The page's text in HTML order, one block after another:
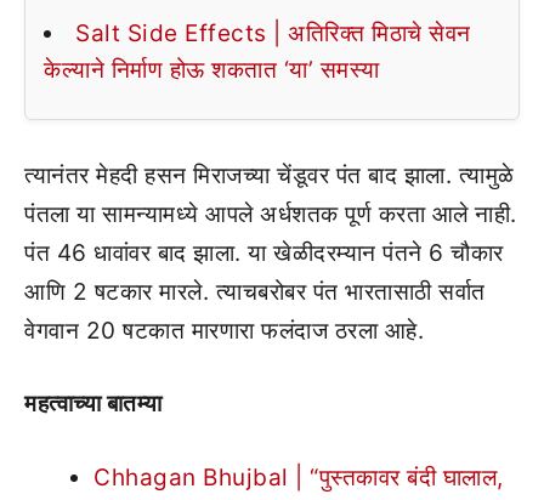
Salt Side Effects | अतिरिक्त मिठाचे सेवन
केल्याने निर्माण होऊ शकतात ‘या’ समस्या
त्यानंतर मेहदी हसन मिराजच्या चेंडूवर पंत बाद झाला. त्यामुळे
पंतला या सामन्यामध्ये आपले अर्धशतक पूर्ण करता आले नाही.
पंत 46 धावांवर बाद झाला. या खेळीदरम्यान पंतने 6 चौकार
आणि 2 षटकार मारले. त्याचबरोबर पंत भारतासाठी सर्वात
वेगवान 20 षटकात मारणारा फलंदाज ठरला आहे.
महत्वाच्या बातम्या
Chhagan Bhujbal | “पुस्तकावर बंदी घालाल,